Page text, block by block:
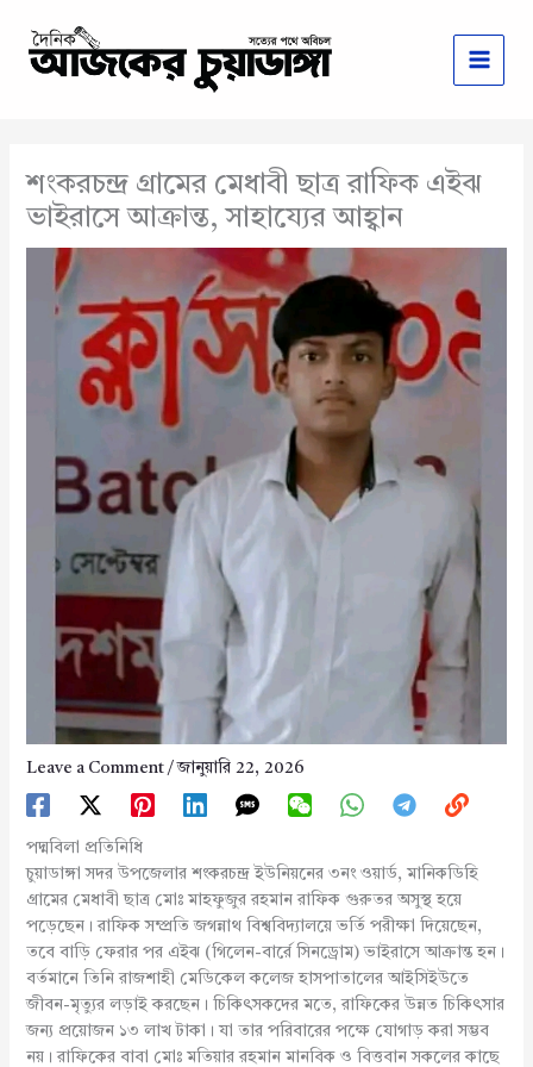
content
শংকরচন্দ্র গ্রামের মেধাবী ছাত্র রাফিক এইঝ
ভাইরাসে আক্রান্ত, সাহায্যের আহ্বান
Leave a Comment /জানুয়ারি 22, 2026
পদ্মবিলা প্রতিনিধি
চুয়াডাঙ্গা সদর উপজেলার শংকরচন্দ্র ইউনিয়নের ৩নং ওয়ার্ড, মানিকডিহি
গ্রামের মেধাবী ছাত্র মোঃ মাহফুজুর রহমান রাফিক গুরুতর অসুস্থ হয়ে
পড়েছেন। রাফিক সম্প্রতি জগন্নাথ বিশ্ববিদ্যালয়ে ভর্তি পরীক্ষা দিয়েছেন,
তবে বাড়ি ফেরার পর এইঝ (গিলেন-বার্রে সিনড্রোম) ভাইরাসে আক্রান্ত হন।
বর্তমানে তিনি রাজশাহী মেডিকেল কলেজ হাসপাতালের আইসিইউতে
জীবন-মৃত্যুর লড়াই করছেন। চিকিৎসকদের মতে, রাফিকের উন্নত চিকিৎসার
জন্য প্রয়োজন ১৩ লাখ টাকা। যা তার পরিবারের পক্ষে যোগাড় করা সম্ভব
নয়। রাফিকের বাবা মোঃ মতিয়ার রহমান মানবিক ও বিত্তবান সকলের কাছে